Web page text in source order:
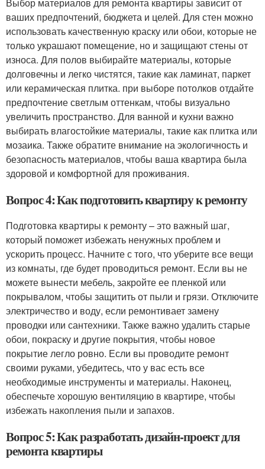
ваших предпочтений, бюджета и целей. Для стен можно
использовать качественную краску или обои, которые не
только украшают помещение, но и защищают стены от
износа. Для полов выбирайте материалы, которые
долговечны и легко чистятся, такие как ламинат, паркет
или керамическая плитка. при выборе потолков отдайте
предпочтение светлым оттенкам, чтобы визуально
увеличить пространство. Для ванной и кухни важно
выбирать влагостойкие материалы, такие как плитка или
мозаика. Также обратите внимание на экологичность и
безопасность материалов, чтобы ваша квартира была
здоровой и комфортной для проживания.
Вопрос 4: Как подготовить квартиру к ремонту
Подготовка квартиры к ремонту – это важный шаг,
который поможет избежать ненужных проблем и
ускорить процесс. Начните с того, что уберите все вещи
из комнаты, где будет проводиться ремонт. Если вы не
можете вынести мебель, закройте ее пленкой или
покрывалом, чтобы защитить от пыли и грязи. Отключите
электричество и воду, если ремонтивает замену
проводки или сантехники. Также важно удалить старые
обои, покраску и другие покрытия, чтобы новое
покрытие легло ровно. Если вы проводите ремонт
своими руками, убедитесь, что у вас есть все
необходимые инструменты и материалы. Наконец,
обеспечьте хорошую вентиляцию в квартире, чтобы
избежать накопления пыли и запахов.
Вопрос 5: Как разработать дизайн-проект для
ремонта квартиры